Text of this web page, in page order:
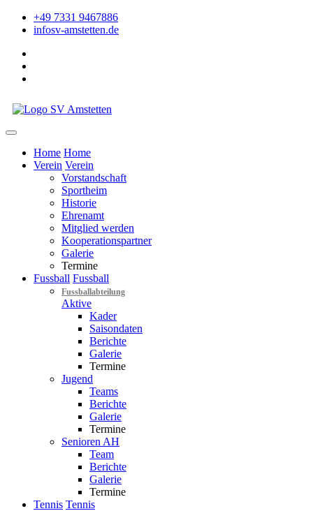
+49 7331 9467886
infosv-amstetten.de
Home Home
Verein Verein
Vorstandschaft
Sportheim
Historie
Ehrenamt
Mitglied werden
Kooperationspartner
Galerie
Termine
Fussball Fussball
Fussballabteilung
Aktive
Kader
Saisondaten
Berichte
Galerie
Termine
Jugend
Teams
Berichte
Galerie
Termine
Senioren AH
Team
Berichte
Galerie
Termine
Tennis Tennis